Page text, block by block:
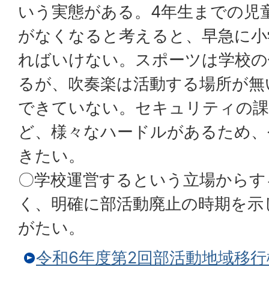
いう実態がある。4年生までの児
がなくなると考えると、早急に
ればいけない。スポーツは学校
るが、吹奏楽は活動する場所が
できていない。セキュリティの
ど、様々なハードルがあるため
きたい。
〇学校運営するという立場から
く、明確に部活動廃止の時期を
がたい。
令和6年度第2回部活動地域移